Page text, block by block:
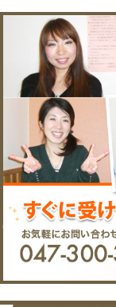
電話番
FAX
EMAIL
院長